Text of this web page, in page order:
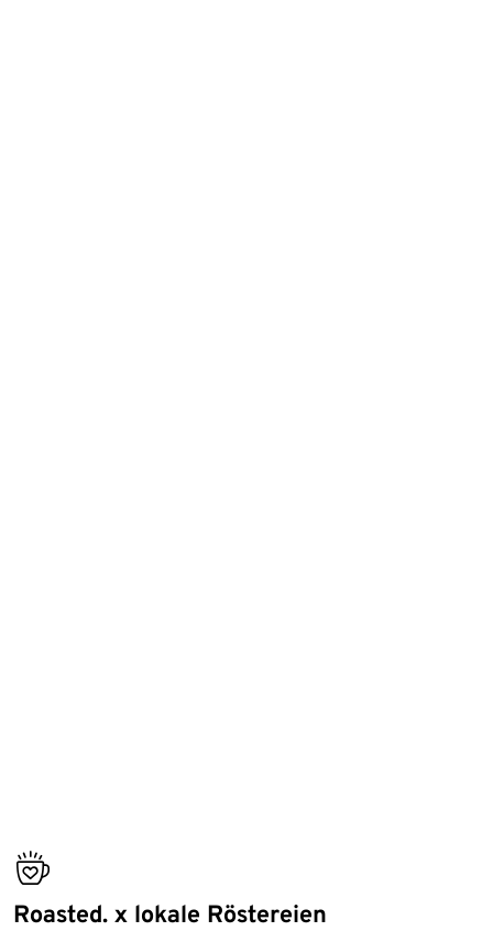
bestseller
Roasted. x lokale Röstereien